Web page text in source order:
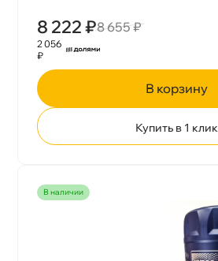
8 222 ₽8 655 ₽
2 056
₽
корзину
Купить в 1 клик
наличии